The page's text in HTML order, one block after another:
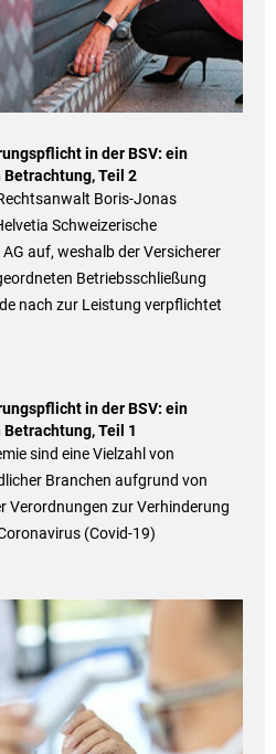
in der BSV: ein
Teil 2
Boris-Jonas
Schweizerische
auf, weshalb der Versicherer
Betriebsschließung
nach zur Leistung verpflichtet
in der BSV: ein
Teil 1
sind eine Vielzahl von
Branchen aufgrund von
Verordnungen zur Verhinderung
(Covid-19)